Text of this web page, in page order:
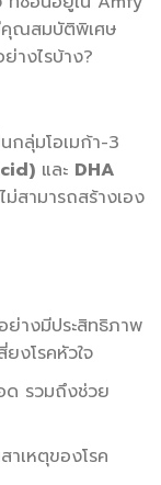
คุณสมบัติพิเศษ
างไรบ้าง?
กลุ่มโอเมก้า-3
และ DHA
ม่สามารถสร้างเอง
ย่างมีประสิทธิภาพ
งโรคหัวใจ
ด รวมถึงช่วย
าเหตุของโรค